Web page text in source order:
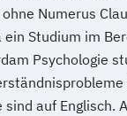
Numerus
Studium im
Psychologie
sind auf Englisch.